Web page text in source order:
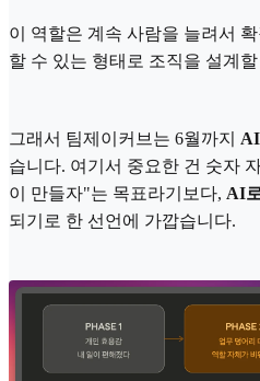
이 역할은 계속 사람을 늘려서
할 수 있는 형태로 조직을 설계
그래서 팀제이커브는 6월까지 AI
습니다. 여기서 중요한 건 숫자
이 만들자"는 목표라기보다, AI
되기로 한 선언에 가깝습니다.